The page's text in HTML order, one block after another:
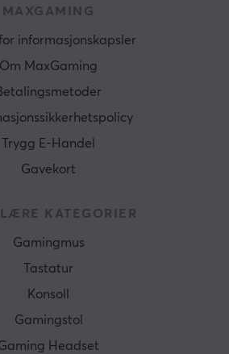
MAXGAMING
informasjonskapsler
Om MaxGaming
Trygg E-Handel
Gavekort
KATEGORIER
Gamingmus
Tastatur
Konsoll
Gamingstol
Headset